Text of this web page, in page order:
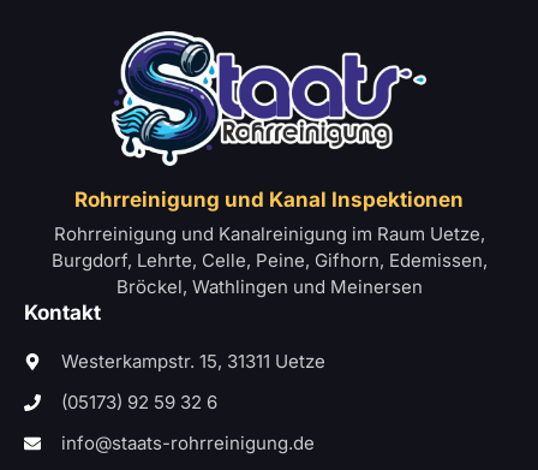
Rohrreinigung und Kanal Inspektionen
Rohrreinigung und Kanalreinigung im Raum Uetze,
Burgdorf, Lehrte, Celle, Peine, Gifhorn, Edemissen,
Bröckel, Wathlingen und Meinersen
Kontakt
Westerkampstr. 15, 31311 Uetze
(05173) 92 59 32 6
info@staats-rohrreinigung.de